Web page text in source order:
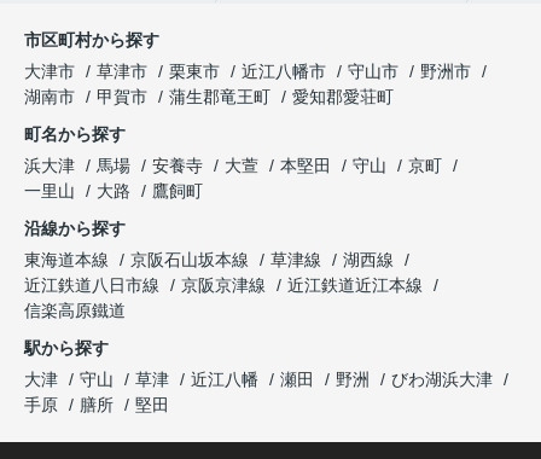
市区町村から探す
大津市
草津市 栗東市 近江八幡市 守山市
野洲市
湖南市
甲賀市 蒲生郡竜王町
愛知郡愛荘町
町名から探す
浜大津
馬場 安養寺 大萱 本堅田 守山
京町
一里山
大路
鷹飼町
沿線から探す
東海道本線
京阪石山坂本線 草津線
湖西線
近江鉄道八日市線
京阪京津線
近江鉄道近江本線
信楽高原鐵道
駅から探す
大津
守山 草津 近江八幡 瀬田 野洲
びわ湖浜大津
手原
膳所 堅田